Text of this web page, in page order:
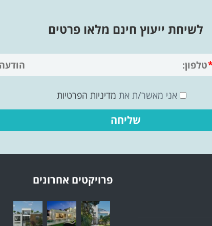
לשיחת ייעוץ חינם מלאו פרטים
אני מאשר/ת את מדיניות הפרטיות
פרויקטים אחרונים